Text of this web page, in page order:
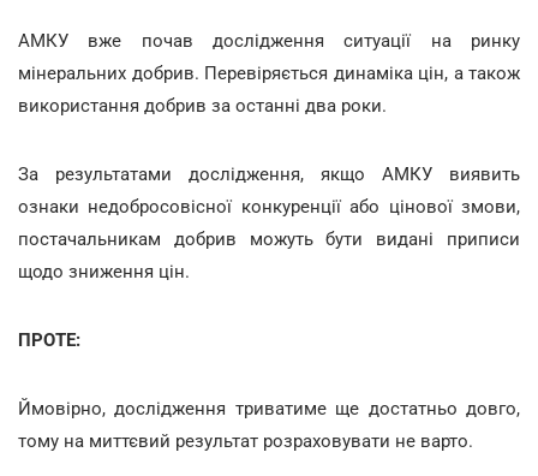
АМКУ вже почав дослідження ситуації на ринку
мінеральних добрив. Перевіряється динаміка цін, а також
використання добрив за останні два роки.
За результатами дослідження, якщо АМКУ виявить
ознаки недобросовісної конкуренції або цінової змови,
постачальникам добрив можуть бути видані приписи
щодо зниження цін.
ПРОТЕ:
Ймовірно, дослідження триватиме ще достатньо довго,
тому на миттєвий результат розраховувати не варто.